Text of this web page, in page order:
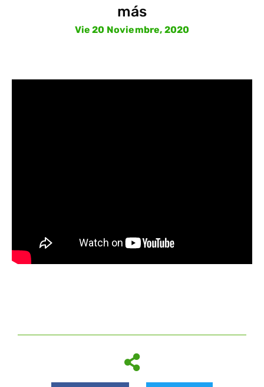
más
Vie 20 Noviembre, 2020